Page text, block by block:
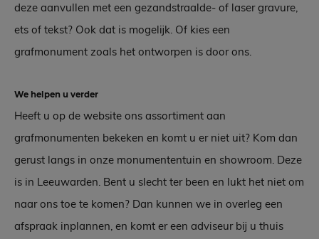
deze aanvullen met een gezandstraalde- of laser gravure,
ets of tekst? Ook dat is mogelijk. Of kies een
grafmonument zoals het ontworpen is door ons.
We helpen u verder
Heeft u op de website ons assortiment aan
grafmonumenten bekeken en komt u er niet uit? Kom dan
gerust langs in onze monumententuin en showroom. Deze
is in Leeuwarden. Bent u slecht ter been en lukt het niet om
naar ons toe te komen? Dan kunnen we in overleg een
afspraak inplannen, en komt er een adviseur bij u thuis